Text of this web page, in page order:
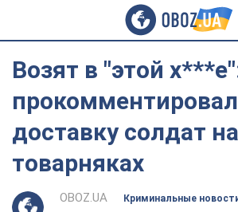
Возят в "этой
доставку солдат
товарняках
OBOZ.UA
Криминальные